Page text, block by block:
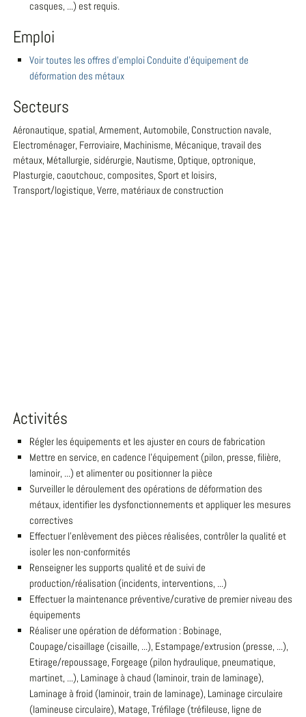
casques, ...) est requis.
Emploi
Voir toutes les offres d'emploi Conduite d'équipement de
déformation des métaux
Secteurs
Aéronautique, spatial, Armement, Automobile, Construction navale,
Electroménager, Ferroviaire, Machinisme, Mécanique, travail des
métaux, Métallurgie, sidérurgie, Nautisme, Optique, optronique,
Plasturgie, caoutchouc, composites, Sport et loisirs,
Transport/logistique, Verre, matériaux de construction
Activités
Régler les équipements et les ajuster en cours de fabrication
Mettre en service, en cadence l'équipement (pilon, presse, filière,
laminoir, ...) et alimenter ou positionner la pièce
Surveiller le déroulement des opérations de déformation des
métaux, identifier les dysfonctionnements et appliquer les mesures
correctives
Effectuer l'enlèvement des pièces réalisées, contrôler la qualité et
isoler les non-conformités
Renseigner les supports qualité et de suivi de
production/réalisation (incidents, interventions, ...)
Effectuer la maintenance préventive/curative de premier niveau des
équipements
Réaliser une opération de déformation : Bobinage,
Coupage/cisaillage (cisaille, ...), Estampage/extrusion (presse, ...),
Etirage/repoussage, Forgeage (pilon hydraulique, pneumatique,
martinet, ...), Laminage à chaud (laminoir, train de laminage),
Laminage à froid (laminoir, train de laminage), Laminage circulaire
(lamineuse circulaire), Matage, Tréfilage (tréfileuse, ligne de